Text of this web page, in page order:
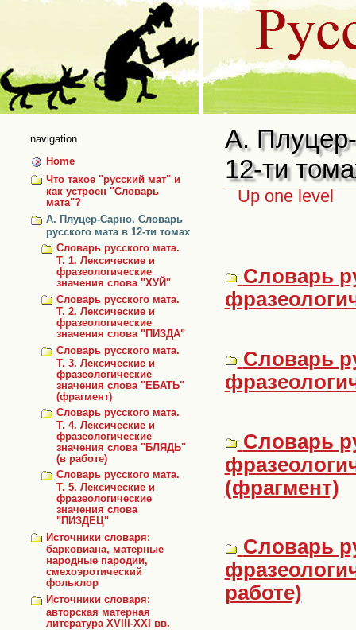
navigation
Home
Что такое "русский мат" и
как устроен "Словарь
мата"?
А. Плуцер-Сарно. Словарь
русского мата в 12-ти томах
Словарь русского мата.
Т. 1. Лексические и
фразеологические
значения слова "ХУЙ"
Словарь русского мата.
Т. 2. Лексические и
фразеологические
значения слова "ПИЗДА"
Словарь русского мата.
Т. 3. Лексические и
фразеологические
значения слова "ЕБАТЬ"
(фрагмент)
Словарь русского мата.
Т. 4. Лексические и
фразеологические
значения слова "БЛЯДЬ"
(в работе)
Словарь русского мата.
Т. 5. Лексические и
фразеологические
значения слова
"ПИЗДЕЦ"
Источники словаря:
барковиана, матерные
народные пародии,
смехоэротический
фольклор
Источники словаря:
авторская матерная
литература XVIII-XXI вв.
А.
12-ти
Up one level
Словарь
Словарь
Словарь
(фрагмент)
Словарь
работе)